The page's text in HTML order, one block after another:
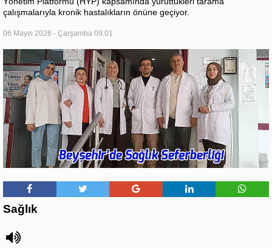
çalışmalarıyla kronik hastalıkların önüne geçiyor.
06 Mayıs 2026 - Çarşamba 09:01
Sağlık